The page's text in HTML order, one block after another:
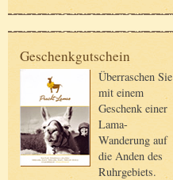
Geschenkgutschein
Überraschen Sie
mit einem
Geschenk einer
Lama-
Wanderung auf
die Anden des
Ruhrgebiets.